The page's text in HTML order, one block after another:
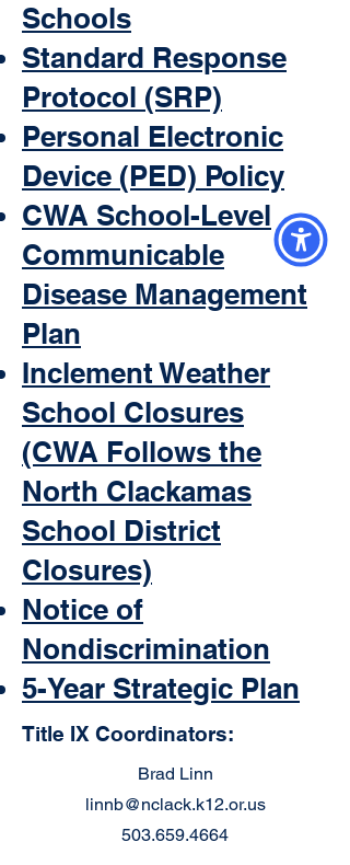
Schools
Standard Response
Protocol (SRP)
Personal Electronic
Device (PED) Policy
CWA School-Level
Communicable
Disease Management
Plan
Inclement Weather
School Closures
(CWA Follows the
North Clackamas
School District
Closures)
Notice of
Nondiscrimination
5-Year Strategic Plan
Title IX Coordinators:
Brad Linn
linnb@nclack.k12.or.us
503.659.4664